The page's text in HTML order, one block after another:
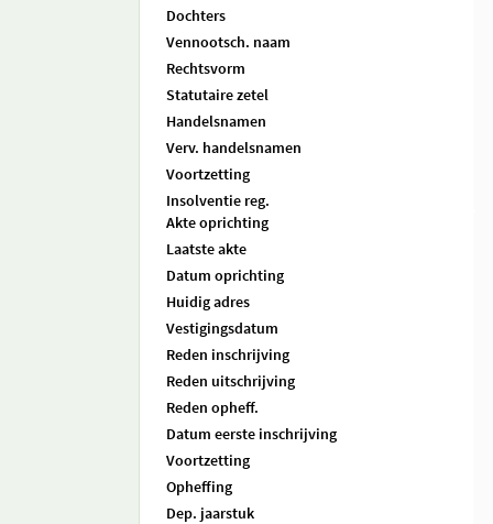
Dochters
Vennootsch. naam
Rechtsvorm
Statutaire zetel
Handelsnamen
Verv. handelsnamen
Voortzetting
Insolventie reg.
Akte oprichting
Laatste akte
Datum oprichting
Huidig adres
Vestigingsdatum
Reden inschrijving
Reden uitschrijving
Reden opheff.
Datum eerste inschrijving
Voortzetting
Opheffing
Dep. jaarstuk